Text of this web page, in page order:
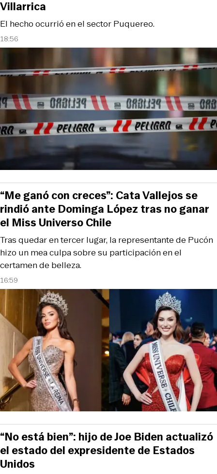
18:56
El hecho ocurrió en el sector Puquereo.
Villarrica
16:59
Tras quedar en tercer lugar, la representante de Pucón
hizo un mea culpa sobre su participación en el
certamen de belleza.
“Me ganó con creces”: Cata Vallejos se
rindió ante Dominga López tras no ganar
el Miss Universo Chile
“No está bien”: hijo de Joe Biden actualizó
el estado del expresidente de Estados
Unidos